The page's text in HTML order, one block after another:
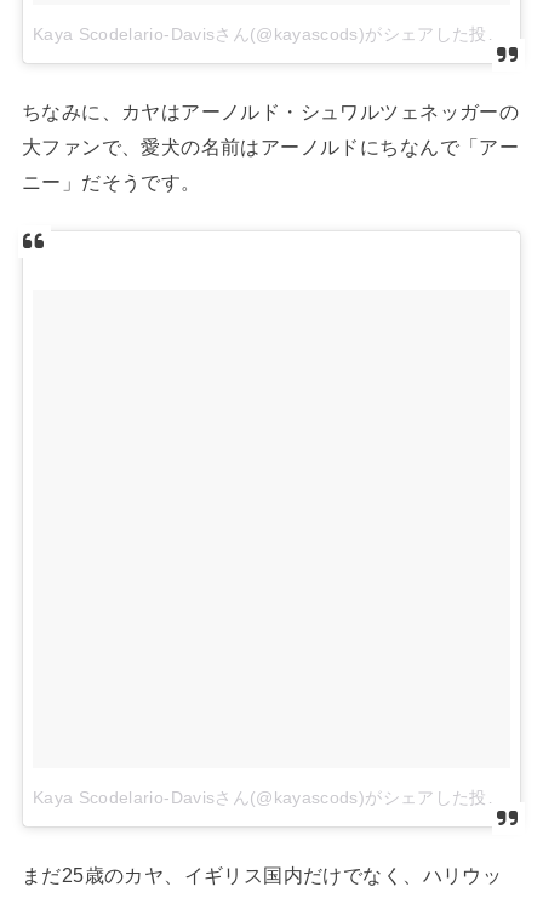
ちなみに、カヤはアーノルド・シュワルツェネッガーの
大ファンで、愛犬の名前はアーノルドにちなんで「アー
ニー」だそうです。
まだ25歳のカヤ、イギリス国内だけでなく、ハリウッ